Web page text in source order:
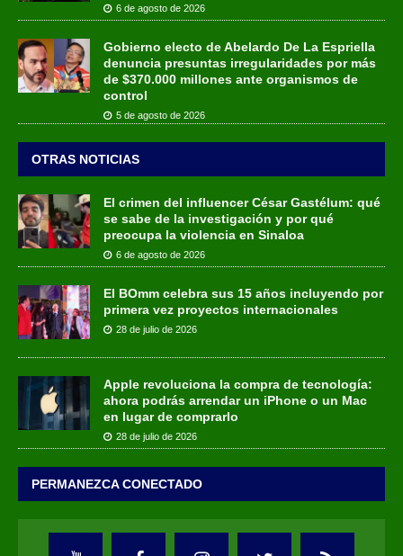
6 de agosto de 2026
Gobierno electo de Abelardo De La Espriella
denuncia presuntas irregularidades por más
de $370.000 millones ante organismos de
control
5 de agosto de 2026
OTRAS NOTICIAS
El crimen del influencer César Gastélum: qué
se sabe de la investigación y por qué
preocupa la violencia en Sinaloa
6 de agosto de 2026
El BOmm celebra sus 15 años incluyendo por
primera vez proyectos internacionales
28 de julio de 2026
Apple revoluciona la compra de tecnología:
ahora podrás arrendar un iPhone o un Mac
en lugar de comprarlo
28 de julio de 2026
PERMANEZCA CONECTADO